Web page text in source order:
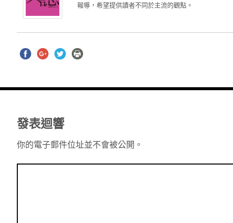
報導，希望提供讀者不同於主流的觀點。
發表迴響
你的電子郵件位址並不會被公開。